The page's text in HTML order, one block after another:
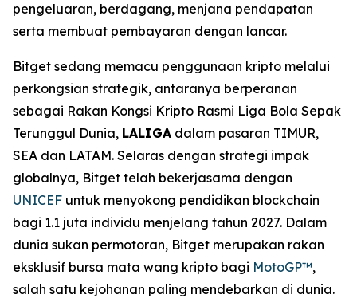
pengeluaran, berdagang, menjana pendapatan
serta membuat pembayaran dengan lancar.
Bitget sedang memacu penggunaan kripto melalui
perkongsian strategik, antaranya berperanan
sebagai Rakan Kongsi Kripto Rasmi Liga Bola Sepak
Terunggul Dunia, LALIGA dalam pasaran TIMUR,
SEA dan LATAM. Selaras dengan strategi impak
globalnya, Bitget telah bekerjasama dengan
UNICEF untuk menyokong pendidikan blockchain
bagi 1.1 juta individu menjelang tahun 2027. Dalam
dunia sukan permotoran, Bitget merupakan rakan
eksklusif bursa mata wang kripto bagi MotoGP™,
salah satu kejohanan paling mendebarkan di dunia.